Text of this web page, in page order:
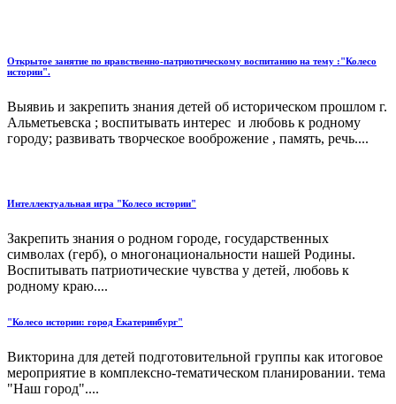
Открытое занятие по нравственно-патриотическому воспитанию на тему :"Колесо
истории".
Выявиь и закрепить знания детей об историческом прошлом г.
Альметьевска ; воспитывать интерес и любовь к родному
городу; развивать творческое вооброжение , память, речь....
Интеллектуальная игра "Колесо истории"
Закрепить знания о родном городе, государственных
символах (герб), о многонациональности нашей Родины.
Воспитывать патриотические чувства у детей, любовь к
родному краю....
"Колесо истории: город Екатеринбург"
Викторина для детей подготовительной группы как итоговое
мероприятие в комплексно-тематическом планировании. тема
"Наш город"....